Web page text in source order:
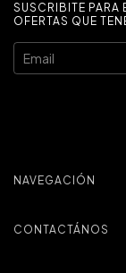
SUSCRIBITE PARA
OFERTAS QUE
NAVEGACIÓN
CONTACTÁNOS